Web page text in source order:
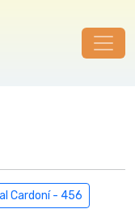
Cardoní - 456